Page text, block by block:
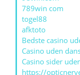
789win com
togel88
afktoto
Bedste casino
Casino uden
Casino sider
https://